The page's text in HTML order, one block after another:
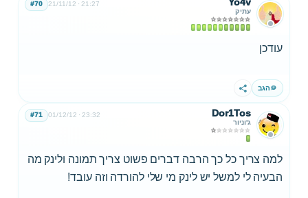
עתיק
21/11/12 21:27
#70
עודכן
הגב שתף
Dor1Tos
ג'וניור
01/12/12 23:32
#71
למה צריך כל כך הרבה דברים פשוט צריך תמונה ולינק מה
הבעיה לי למשל יש לינק מי שלי להורדה וזה עובד!